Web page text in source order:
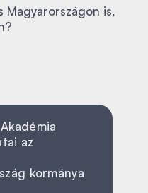
Magyarországon is,
az
kormánya